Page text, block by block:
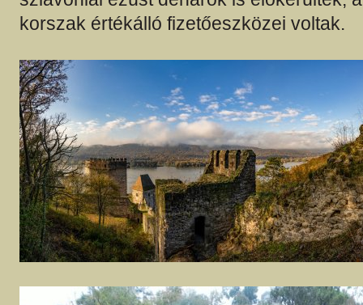
korszak értékálló fizetőeszközei voltak.